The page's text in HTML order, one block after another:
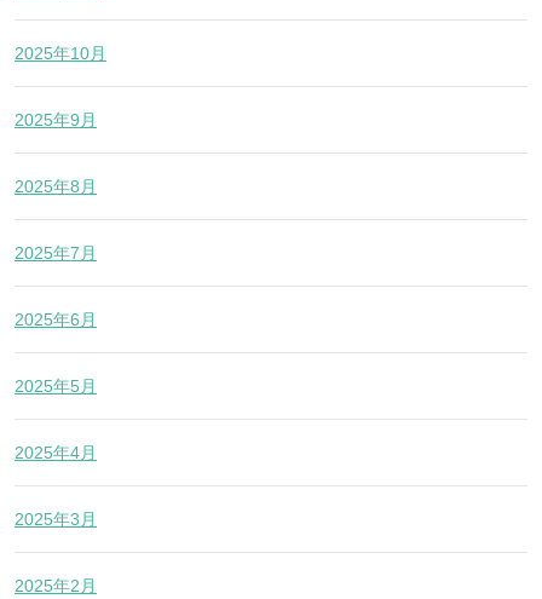
2025年10月
2025年9月
2025年8月
2025年7月
2025年6月
2025年5月
2025年4月
2025年3月
2025年2月